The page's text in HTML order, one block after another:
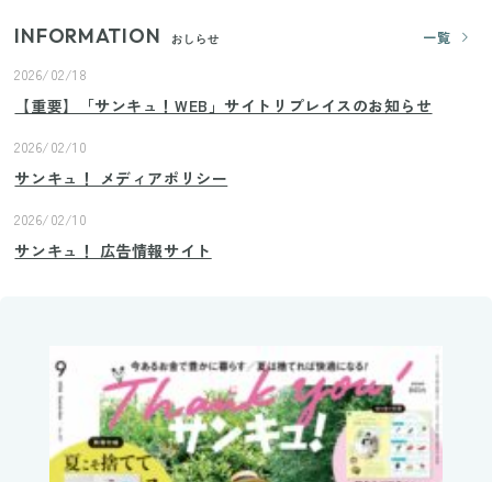
INFORMATION おしらせ
一覧
2026/02/18
【重要】「サンキュ！WEB」サイトリプレイスのお知らせ
2026/02/10
サンキュ！ メディアポリシー
2026/02/10
サンキュ！ 広告情報サイト